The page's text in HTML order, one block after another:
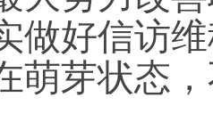
做好信访
萌芽状态